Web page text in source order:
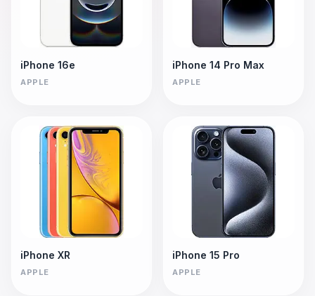
iPhone 16e
APPLE
iPhone 14 Pro Max
APPLE
iPhone XR
APPLE
iPhone 15 Pro
APPLE